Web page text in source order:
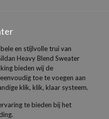
en stijlvolle trui van
Heavy Blend Sweater
bieden wij de
toe te voegen aan
klik, klik, klaar systeem.
te bieden bij het